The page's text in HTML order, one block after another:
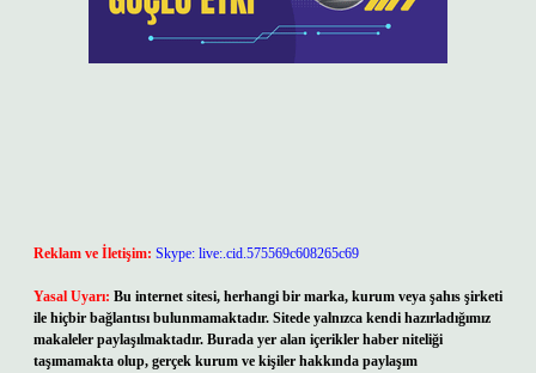
Reklam ve İletişim: Skype: live:.cid.575569c608265c69
Yasal Uyarı: Bu internet sitesi, herhangi bir marka, kurum veya şahıs şirketi
ile hiçbir bağlantısı bulunmamaktadır. Sitede yalnızca kendi hazırladığımız
makaleler paylaşılmaktadır. Burada yer alan içerikler haber niteliği
taşımamakta olup, gerçek kurum ve kişiler hakkında paylaşım